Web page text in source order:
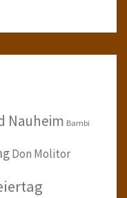
Nauheim Bambi
Don Molitor